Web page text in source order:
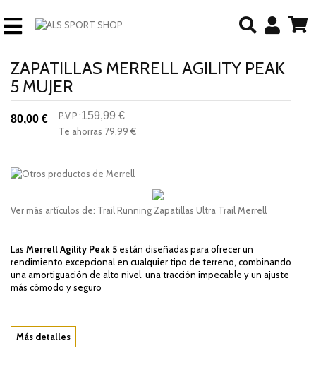
ZAPATILLAS MERRELL AGILITY PEAK
5 MUJER
80,00 € P.V.P.:159,99 €
Te ahorras 79,99 €
Ver más artículos de: Trail Running Zapatillas Ultra TrailMerrell
Las Merrell Agility Peak 5 están diseñadas para ofrecer un
rendimiento excepcional en cualquier tipo de terreno, combinando
una amortiguación de alto nivel, una tracción impecable y un ajuste
más cómodo y seguro
Más detalles